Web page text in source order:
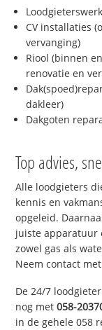
CV installaties
vervanging)
Riool (binnen
renovatie en
dakleer)
Dakgoten
Top advies,
Alle loodgieters
kennis en
opgeleid.
juiste apparatuur
zowel gas als
Neem contact
De 24/7
nog met058-
in de gehele 058